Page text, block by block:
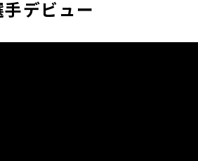
デビュー